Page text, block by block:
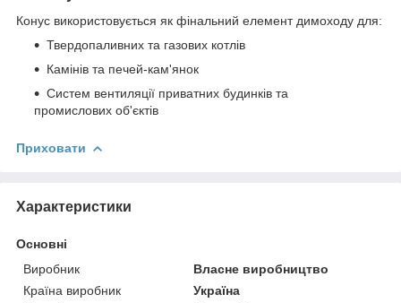
Конус використовується як фінальний елемент димоходу для:
Твердопаливних та газових котлів
Камінів та печей-кам'янок
Систем вентиляції приватних будинків та
промислових об'єктів
Приховати
Характеристики
Основні
Виробник
Власне виробництво
Країна виробник
Україна